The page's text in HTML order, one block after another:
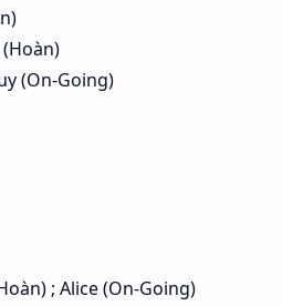
(On-Going)
; Alice (On-Going)